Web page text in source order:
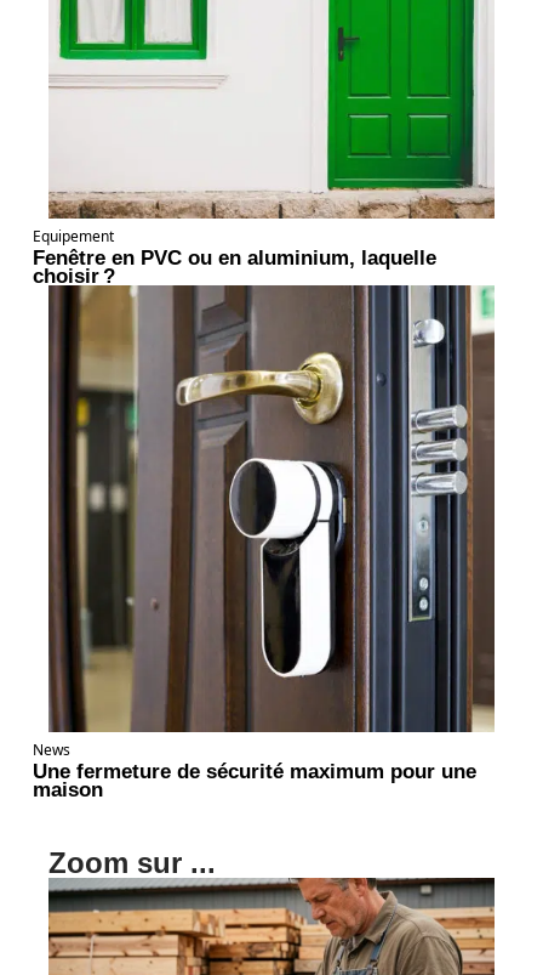
Equipement
Fenêtre en PVC ou en aluminium, laquelle
choisir ?
News
Une fermeture de sécurité maximum pour une
maison
Zoom sur ...